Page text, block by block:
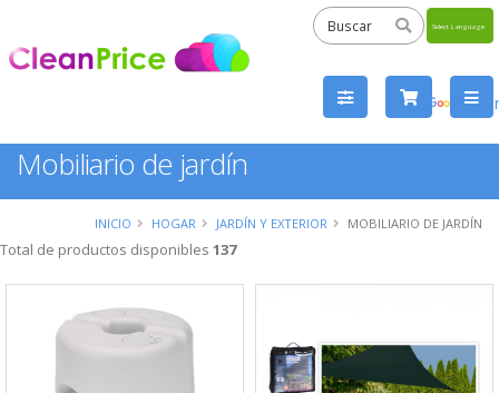
by
Mobiliario de jardín
INICIO HOGAR JARDÍN Y EXTERIOR MOBILIARIO DE JARDÍN
Total de productos disponibles 137